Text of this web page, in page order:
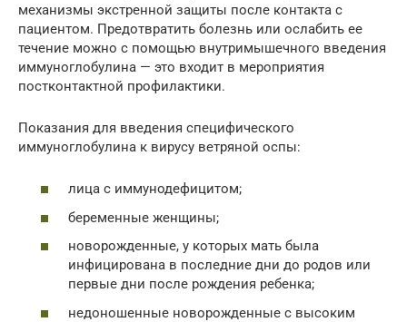
механизмы экстренной защиты после контакта с
пациентом. Предотвратить болезнь или ослабить ее
течение можно с помощью внутримышечного введения
иммуноглобулина — это входит в мероприятия
постконтактной профилактики.
Показания для введения специфического
иммуноглобулина к вирусу ветряной оспы:
лица с иммунодефицитом;
беременные женщины;
новорожденные, у которых мать была
инфицирована в последние дни до родов или
первые дни после рождения ребенка;
недоношенные новорожденные с высоким